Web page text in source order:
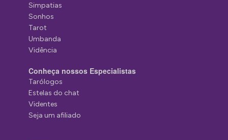
Simpatias
Sonhos
Tarot
Umbanda
Vidência
Conheça nossos Especialistas
Tarólogos
Estelas do chat
Videntes
Seja um afiliado